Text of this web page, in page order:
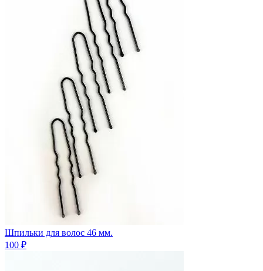
Шпильки для волос 46 мм.
100 ₽